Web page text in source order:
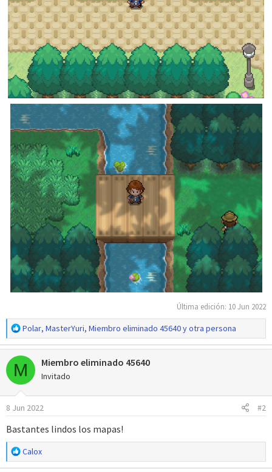
Última edición: 10 Jun 2022
R
e
a
c
c
i
o
n
s
:
Polar, MasterYuri, Miembro eliminado 45640y otra persona
M Miembro eliminado 45640
Invitado
8 Jun 2022 #2
Bastantes lindos los mapas!
R
e
Calox